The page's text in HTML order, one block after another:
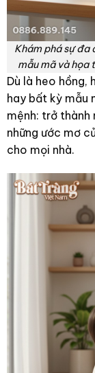
Khám phá sự đa
mẫu mã và họa
Dù là heo hồng,
hay bất kỳ mẫu
mệnh: trở thành
những ước mơ
cho mọi nhà.